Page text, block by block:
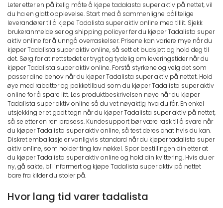
Leter etter en pålitelig måte å kjøpe tadalasta super aktiv på nettet, vil
du ha en glatt opplevelse. Start med å sammenligne pålitelige
leverandører til å kjøpe Tadalista super aktiv online med tillit. Sjekk
brukeranmeldelser og shipping policyer før du kjøper Tadalista super
aktiv online for å unngå overraskelser. Prisene kan variere mye når du
kjøper Tadalista super aktiv online, så sett et budsjett og hold deg til
det. Sørg for at nettstedet er trygt og tydelig om leveringstider når du
kjøper Tadalista super aktiv online. Forstå styrkene og velg det som
passer dine behov når du kjøper Tadalista super aktiv på nettet. Hold
øye med rabatter og pakketilbud som du kjøper Tadalista super aktiv
online for å spare litt. Les produktbeskrivelsen nøye når du kjøper
Tadalista super aktiv online så du vet nøyaktig hva du får. En enkel
utsjekking er et godt tegn når du kjøper Tadalista super aktiv på nettet,
så se etter en ren prosess. Kundesupport bør være rask til å svare når
du kjøper Tadalista super aktiv online, så test deres chat hvis du kan.
Diskret emballasje er vanligvis standard når du kjøper tadalista super
aktiv online, som holder ting lav nøkkel. Spor bestillingen din etter at
du kjøper Tadalista super aktiv online og hold din kvittering. Hvis du er
ny, gå sakte, bli informert og kjøpe Tadalista super aktiv på nettet
bare fra kilder du stoler på.
Hvor lang tid varer tadalista